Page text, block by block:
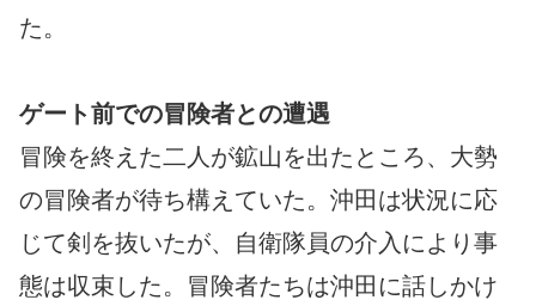
た。
ゲート前での冒険者との遭遇
冒険を終えた二人が鉱山を出たところ、大勢
の冒険者が待ち構えていた。沖田は状況に応
じて剣を抜いたが、自衛隊員の介入により事
態は収束した。冒険者たちは沖田に話しかけ